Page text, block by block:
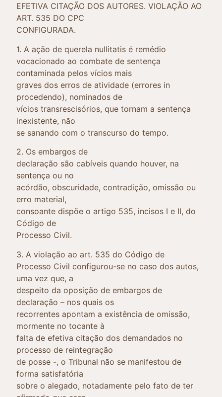
EFETIVA CITAÇÃO DOS AUTORES. VIOLAÇÃO AO
ART. 535 DO CPC
CONFIGURADA.
1. A ação de querela nullitatis é remédio
vocacionado ao combate de sentença
contaminada pelos vícios mais
graves dos erros de atividade (errores in
procedendo), nominados de
vícios transrescisórios, que tornam a sentença
inexistente, não
se sanando com o transcurso do tempo.
2. Os embargos de
declaração são cabíveis quando houver, na
sentença ou no
acórdão, obscuridade, contradição, omissão ou
erro material,
consoante dispõe o artigo 535, incisos I e II, do
Código de
Processo Civil.
3. A violação ao art. 535 do Código de
Processo Civil configurou-se no caso dos autos,
uma vez que, a
despeito da oposição de embargos de
declaração – nos quais os
recorrentes apontam a existência de omissão,
mormente no tocante à
falta de efetiva citação dos demandados no
processo de reintegração
de posse -, o Tribunal não se manifestou de
forma satisfatória
sobre o alegado, notadamente pelo fato de ter